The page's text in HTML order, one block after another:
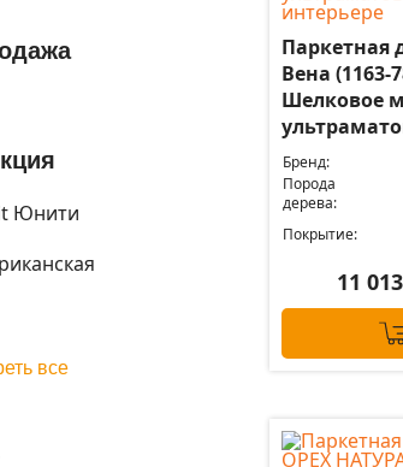
Юнити
все
Паркетная
Вена (1163-
Шелковое
Бренд:
Порода
дерева:
Покрытие:
11 013